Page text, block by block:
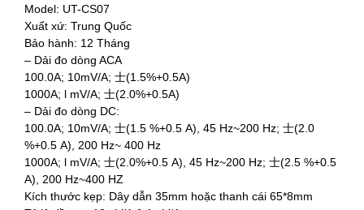
Model: UT-CS07
Xuất xứ: Trung Quốc
Bảo hành: 12 Tháng
– Dải đo dòng ACA
100.0A; 10mV/A; 士(1.5%+0.5A)
1000A; l mV/A; 士(2.0%+0.5A)
– Dải đo dòng DC:
100.0A; 10mV/A; 士(1.5 %+0.5 A), 45 Hz~200 Hz; 士(2.0
%+0.5 A), 200 Hz~ 400 Hz
1000A; l mV/A; 士(2.0%+0.5 A), 45 Hz~200 Hz; 士(2.5 %+0.5
A), 200 Hz~400 HZ
Kích thước kẹp: Dây dẫn 35mm hoặc thanh cái 65*8mm